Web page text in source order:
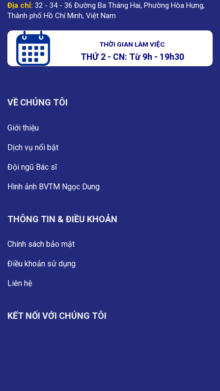
Địa chỉ: 32 - 34 - 36 Đường Ba Tháng Hai, Phường Hòa Hưng,
Thành phố Hồ Chí Minh, Việt Nam
THỜI GIAN LÀM VIỆC
THỨ 2 - CN: Từ 9h - 19h30
VỀ CHÚNG TÔI
Giới thiệu
Dịch vụ nổi bật
Đội ngũ Bác sĩ
Hình ảnh BVTM Ngọc Dung
THÔNG TIN & ĐIỀU KHOẢN
Chính sách bảo mật
Điều khoản sử dụng
Liên hệ
KẾT NỐI VỚI CHÚNG TÔI